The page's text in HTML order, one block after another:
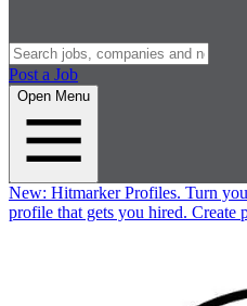
Post a Job
Open Menu
New: Hitmarker Profiles. Turn
profile that gets you hired. Create